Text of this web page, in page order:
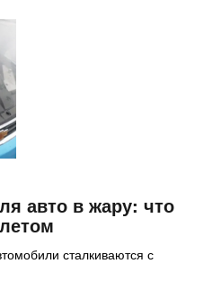
авто в жару: что
сталкиваются с